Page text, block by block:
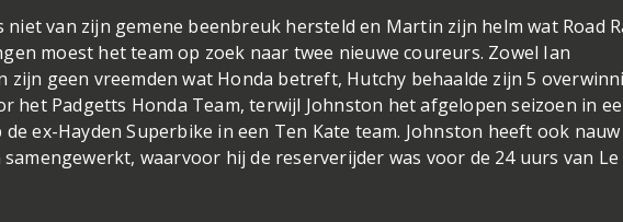
niet van zijn gemene beenbreuk hersteld en Martin zijn helm wat Road
moest het team op zoek naar twee nieuwe coureurs. Zowel Ian
zijn geen vreemden wat Honda betreft, Hutchy behaalde zijn 5
het Padgetts Honda Team, terwijl Johnston het afgelopen seizoen in
ex-Hayden Superbike in een Ten Kate team. Johnston heeft ook
waarvoor hij de reserverijder was voor de 24 uurs van Le